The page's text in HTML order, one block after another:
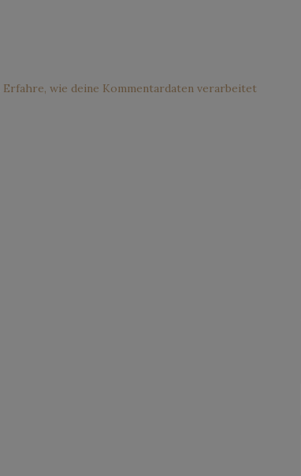
Erfahre, wie deine Kommentardaten verarbeitet